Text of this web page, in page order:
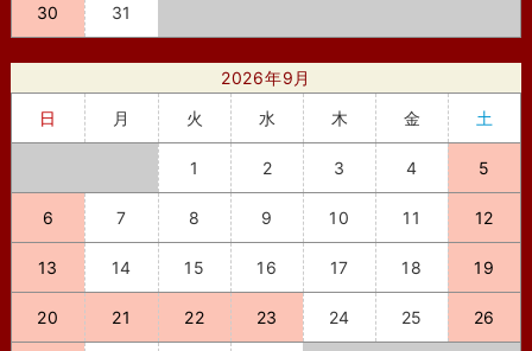
30 31
2026年9月
日
月 火 水 木 金 土
1 2 3 4 5
6 7 8 9 10 11 12
13 14 15 16 17 18 19
20 21 22 23 24 25 26